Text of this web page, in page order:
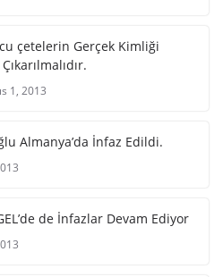
çetelerin Gerçek Kimliği
1, 2013
Almanya’da İnfaz Edildi.
de İnfazlar Devam Ediyor